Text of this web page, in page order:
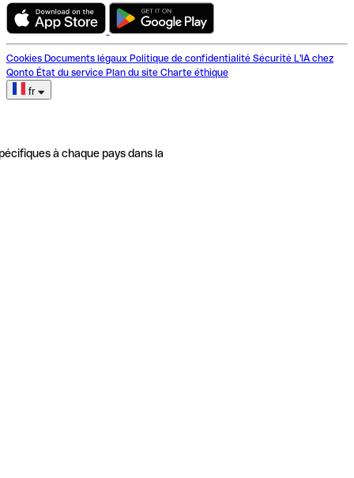
Cookies Documents légaux Politique de confidentialité Sécurité L'IA chez
Qonto État du service Plan du site Charte éthique
fr
à chaque pays dans la